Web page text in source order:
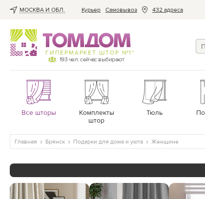
МОСКВА И ОБЛ. Курьер Cамовывоз 432 адреса
ГИПЕРМАРКЕТ ШТОР №1*
193 чел. сейчас выбирают
Все шторы
Комплекты
штор
Тюль
Главная Брянск Подарки для дома и уюта Женщине